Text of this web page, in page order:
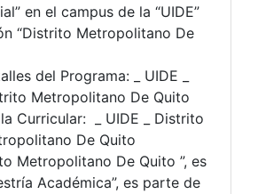
en el campus de la “UIDE”
“Distrito Metropolitano De
del Programa: _ UIDE _
Metropolitano De Quito
Curricular: _ UIDE _ Distrito
De Quito
Metropolitano De Quito ”, es
Académica”, es parte de